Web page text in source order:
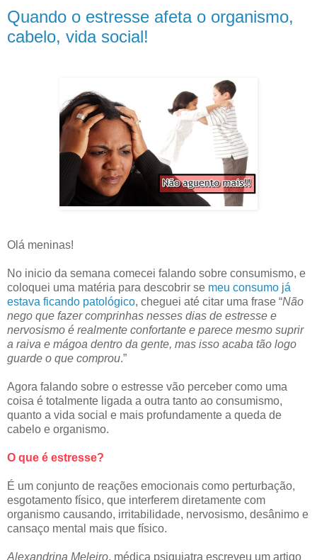
Quando o estresse afeta o organismo,
cabelo, vida social!
Olá meninas!
No inicio da semana comecei falando sobre consumismo, e
coloquei uma matéria para descobrir se meu consumo já
estava ficando patológico, cheguei até citar uma frase “Não
nego que fazer comprinhas nesses dias de estresse e
nervosismo é realmente confortante e parece mesmo suprir
a raiva e mágoa dentro da gente, mas isso acaba tão logo
guarde o que comprou.”
Agora falando sobre o estresse vão perceber como uma
coisa é totalmente ligada a outra tanto ao consumismo,
quanto a vida social e mais profundamente a queda de
cabelo e organismo.
O que é estresse?
É um conjunto de reações emocionais como perturbação,
esgotamento físico, que interferem diretamente com
organismo causando, irritabilidade, nervosismo, desânimo e
cansaço mental mais que físico.
Alexandrina Meleiro, médica psiquiatra escreveu um artigo